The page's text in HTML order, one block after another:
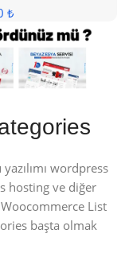
₺
wordpress
hosting ve diğer
List
başta olmak